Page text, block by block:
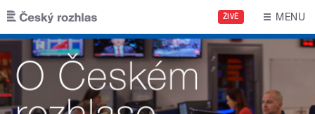
Přejít k hlavnímu obsahu
ŽIVĚ MENU